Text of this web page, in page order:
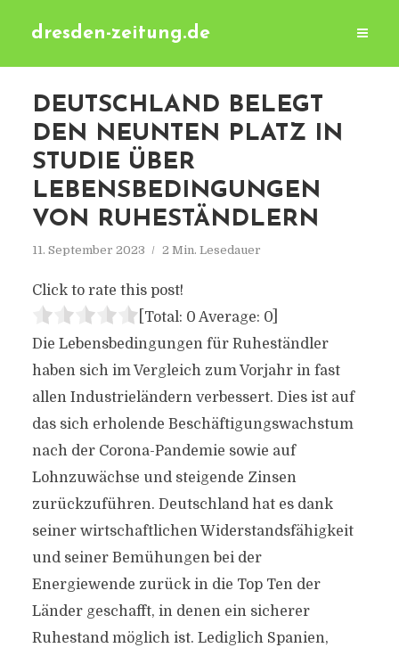
dresden-zeitung.de
DEUTSCHLAND BELEGT
DEN NEUNTEN PLATZ IN
STUDIE ÜBER
LEBENSBEDINGUNGEN
VON RUHESTÄNDLERN
11. September 2023 2 Min. Lesedauer
Click to rate this post!
[Total: 0 Average: 0]
Die Lebensbedingungen für Ruheständler
haben sich im Vergleich zum Vorjahr in fast
allen Industrieländern verbessert. Dies ist auf
das sich erholende Beschäftigungswachstum
nach der Corona-Pandemie sowie auf
Lohnzuwächse und steigende Zinsen
zurückzuführen. Deutschland hat es dank
seiner wirtschaftlichen Widerstandsfähigkeit
und seiner Bemühungen bei der
Energiewende zurück in die Top Ten der
Länder geschafft, in denen ein sicherer
Ruhestand möglich ist. Lediglich Spanien,